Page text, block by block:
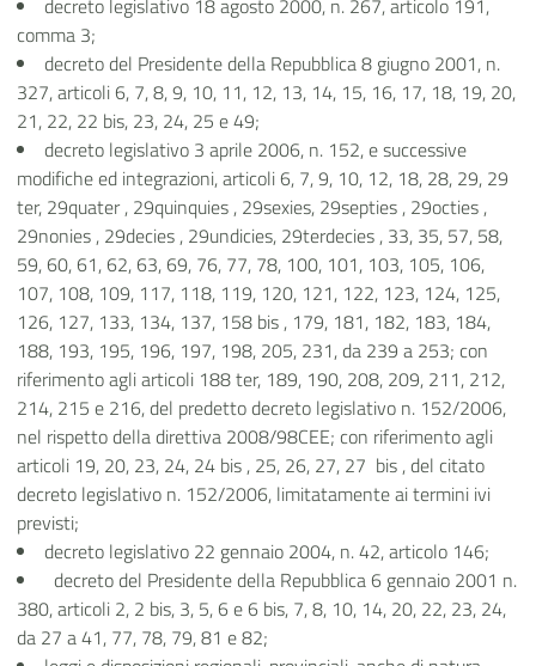
decreto legislativo 18 agosto 2000, n. 267, articolo 191,
comma 3;
decreto del Presidente della Repubblica 8 giugno 2001, n.
327, articoli 6, 7, 8, 9, 10, 11, 12, 13, 14, 15, 16, 17, 18, 19, 20,
21, 22, 22 bis, 23, 24, 25 e 49;
decreto legislativo 3 aprile 2006, n. 152, e successive
modifiche ed integrazioni, articoli 6, 7, 9, 10, 12, 18, 28, 29, 29
ter, 29quater , 29quinquies , 29sexies, 29septies , 29octies ,
29nonies , 29decies , 29undicies, 29terdecies , 33, 35, 57, 58,
59, 60, 61, 62, 63, 69, 76, 77, 78, 100, 101, 103, 105, 106,
107, 108, 109, 117, 118, 119, 120, 121, 122, 123, 124, 125,
126, 127, 133, 134, 137, 158 bis , 179, 181, 182, 183, 184,
188, 193, 195, 196, 197, 198, 205, 231, da 239 a 253; con
riferimento agli articoli 188 ter, 189, 190, 208, 209, 211, 212,
214, 215 e 216, del predetto decreto legislativo n. 152/2006,
nel rispetto della direttiva 2008/98CEE; con riferimento agli
articoli 19, 20, 23, 24, 24 bis , 25, 26, 27, 27 bis , del citato
decreto legislativo n. 152/2006, limitatamente ai termini ivi
previsti;
decreto legislativo 22 gennaio 2004, n. 42, articolo 146;
decreto del Presidente della Repubblica 6 gennaio 2001 n.
380, articoli 2, 2 bis, 3, 5, 6 e 6 bis, 7, 8, 10, 14, 20, 22, 23, 24,
da 27 a 41, 77, 78, 79, 81 e 82;